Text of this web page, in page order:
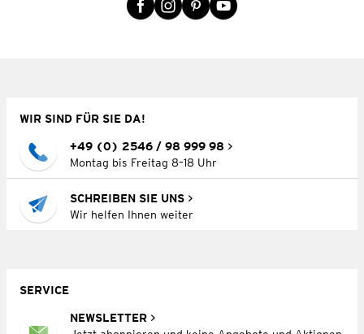
WIR SIND FÜR SIE DA!
+49 (0) 2546 / 98 999 98
Montag bis Freitag 8–18 Uhr
SCHREIBEN SIE UNS
Wir helfen Ihnen weiter
SERVICE
NEWSLETTER